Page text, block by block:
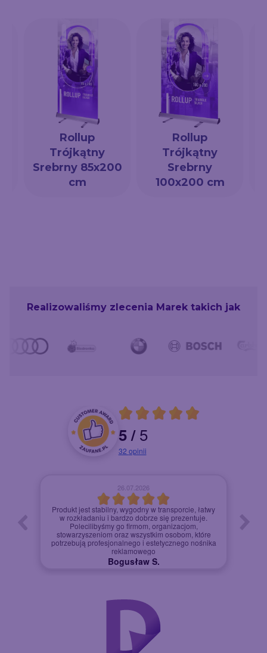
Rollup
Trójkątny
Srebrny 85x200
cm
Rollup
Trójkątny
Srebrny
100x200 cm
Realizowaliśmy zlecenia Marek takich jak
Oceny i recenzje klientów
Średnia ocena 5 z 5
5/5
32 opinii
26.07.2026
Produkt jest stabilny, wygodny w transporcie, łatwy
w rozkładaniu i bardzo dobrze się prezentuje.
Polecilibyśmy go firmom, organizacjom,
stowarzyszeniom oraz wszystkim osobom, które
potrzebują profesjonalnego i estetycznego nośnika
reklamowego
Bogusław S.